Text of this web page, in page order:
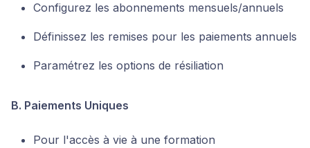
Configurez les abonnements mensuels/annuels
Définissez les remises pour les paiements annuels
Paramétrez les options de résiliation
B. Paiements Uniques
Pour l'accès à vie à une formation